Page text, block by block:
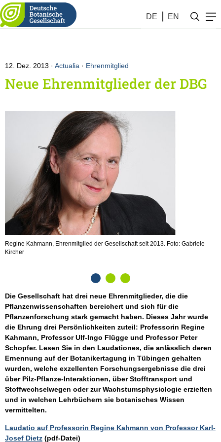
DE EN
12. Dez. 2013 Actualia · Ehrenmitglied
Neue Ehrenmitglieder der DBG
Regine Kahmann, Ehrenmitglied der Gesellschaft seit 2013. Foto: Gabriele
Kircher
Die Gesellschaft hat drei neue Ehrenmitglieder, die die
Pflanzenwissenschaften bereichert und sich für die
Pflanzenforschung stark gemacht haben. Dieses Jahr wurde
die Ehrung drei Persönlichkeiten zuteil: Professorin Regine
Kahmann, Professor Ulf-Ingo Flügge und Professor Peter
Schopfer. Lesen Sie in den Laudationes, die anlässlich deren
Ernennung auf der Botanikertagung in Tübingen gehalten
wurden, welche exzellenten Forschungsergebnisse die drei
über Pilz-Pflanze-Interaktionen, über Stofftransport und
Stoffwechselwegen oder zur Wachstumsphysiologie erzielten
und in welchen Lehrbüchern sie botanisches Wissen
vermittelten.
Laudatio auf Professorin Regine Kahmann von Professor Karl-
Josef Dietz (pdf-Datei)